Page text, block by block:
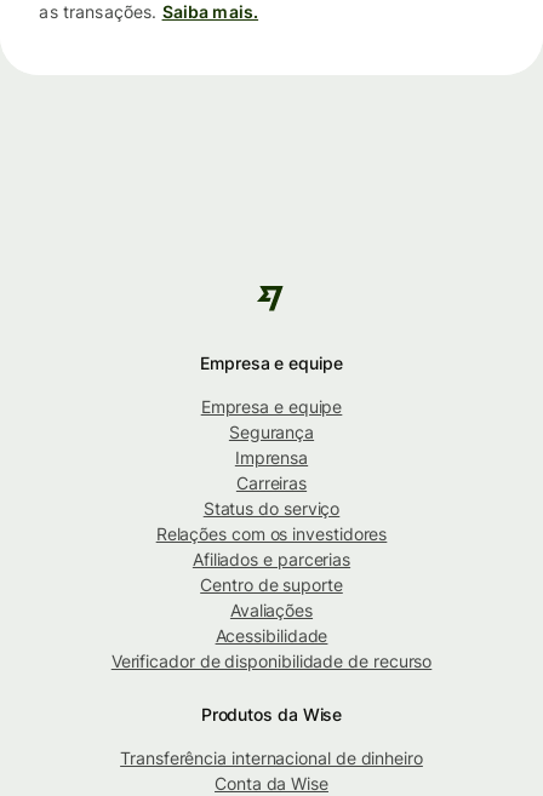
as transações. Saiba mais.
Empresa e equipe
Empresa e equipe
Segurança
Imprensa
Carreiras
Status do serviço
Relações com os investidores
Afiliados e parcerias
Centro de suporte
Avaliações
Acessibilidade
Verificador de disponibilidade de recurso
Produtos da Wise
Transferência internacional de dinheiro
Conta da Wise